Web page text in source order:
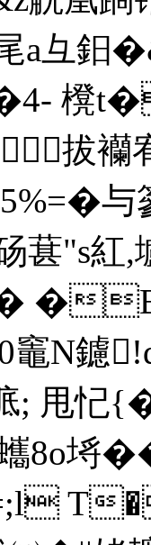
彑鈤
櫈t�
拔襽
"s紅,
�B
N鑢
掋; 甩
蠵8o埓
=;l T